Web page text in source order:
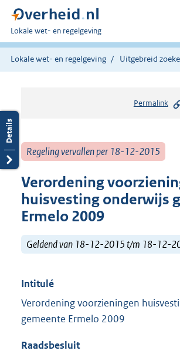
U
bent
hier:
Lokale wet- en regelgeving
Lokale wet- en regelgeving Uitgebreid
Permalink
Regeling vervallen per 18-12-2015
Verordening
huisvesting onderwijs
Ermelo 2009
Geldend van 18-12-2015 t/m 18-12-
Intitulé
Verordening voorzieningen
gemeente Ermelo 2009
Raadsbesluit